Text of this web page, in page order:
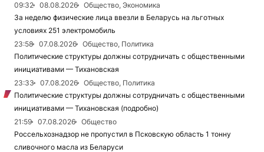
09:32
08.08.2026
Общество, Экономика
За неделю физические лица ввезли в Беларусь на льготных
условиях 251 электромобиль
23:58
07.08.2026
Общество, Политика
Политические структуры должны сотрудничать с общественными
инициативами — Тихановская
23:33
07.08.2026
Общество, Политика
Политические структуры должны сотрудничать с общественными
инициативами — Тихановская (подробно)
21:59
07.08.2026
Общество
Россельхознадзор не пропустил в Псковскую область 1 тонну
сливочного масла из Беларуси